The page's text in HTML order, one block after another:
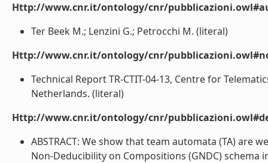
Http://www.cnr.it/ontology/cnr/
Ter Beek M.; Lenzini G.; Petrocchi M. (literal)
Http://www.cnr.it/ontology/cnr/
Technical Report TR-CTIT-04-13, Centre for
Netherlands. (literal)
Http://www.cnr.it/ontology/cnr/
ABSTRACT: We show that team automata (TA)
Non-Deducibility on Compositions (GNDC)